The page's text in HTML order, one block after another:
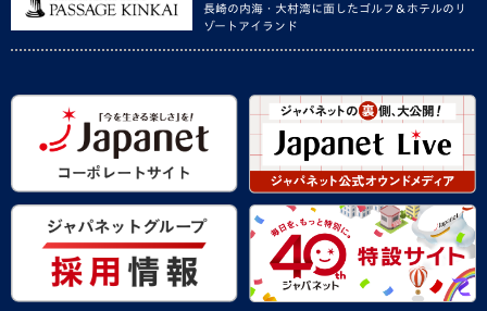
長崎の内海・大村湾に面したゴルフ＆ホテルのリ
ゾートアイランド